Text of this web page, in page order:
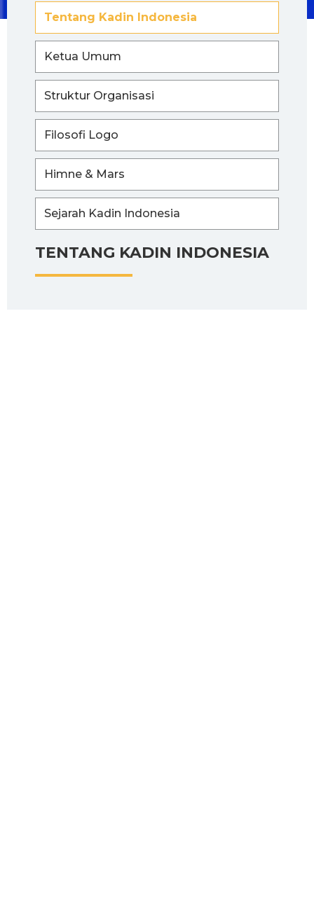
TENTANG KADIN INDONESIA
Tentang Kadin Indonesia
Ketua Umum
Struktur Organisasi
Filosofi Logo
Himne & Mars
Sejarah Kadin Indonesia